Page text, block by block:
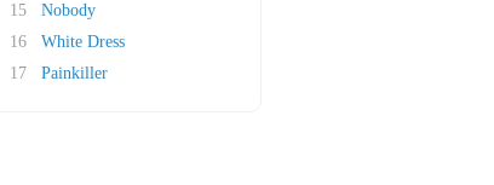
15
Nobody
16
White Dress
17
Painkiller